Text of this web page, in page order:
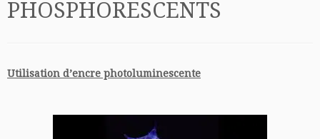
PHOSPHORESCENTS
Utilisation d’encre photoluminescente